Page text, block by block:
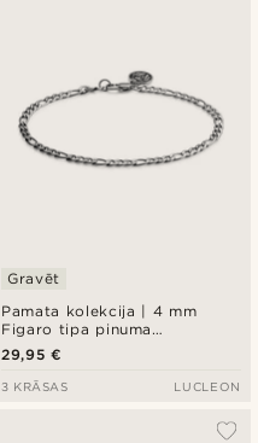
Pamata kolekcija | 4 mm
Figaro tipa pinuma
rokassprādze sudraba krāsā
Gravēt
29,95 €
3 KRĀSAS LUCLEON